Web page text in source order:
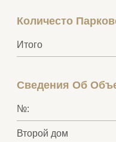
Количесто
Итого
Сведения Об
№:
Второй дом